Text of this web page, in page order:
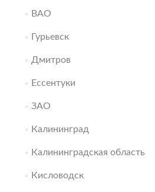
ВАО
Гурьевск
Дмитров
Ессентуки
ЗАО
Калининград
Калининградская область
Кисловодск